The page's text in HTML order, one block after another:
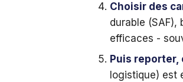
Choisir des
durable
efficaces -
Puis
logistique) est